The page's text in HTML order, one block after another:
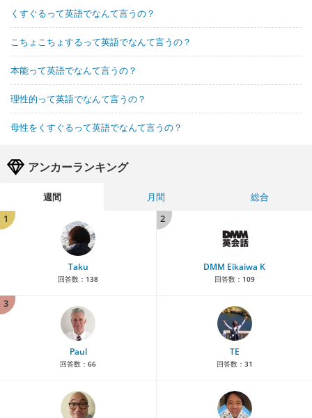
くすぐるって英語でなんて言うの？
こちょこちょするって英語でなんて言うの？
本能って英語でなんて言うの？
理性的って英語でなんて言うの？
母性をくすぐるって英語でなんて言うの？
アンカーランキング
週間 月間
総合
1
Taku
回答数： 138
2
DMM Eikaiwa K
回答数： 109
3
Paul
回答数： 66
TE
回答数： 31